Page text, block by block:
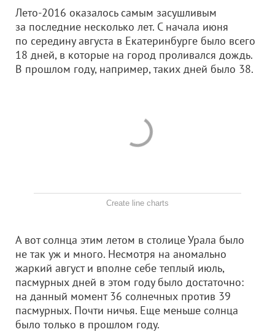
Лето-2016 оказалось самым засушливым
за последние несколько лет. С начала июня
по середину августа в Екатеринбурге было всего
18 дней, в которые на город проливался дождь.
В прошлом году, например, таких дней было 38.
Create line charts
А вот солнца этим летом в столице Урала было
не так уж и много. Несмотря на аномально
жаркий август и вполне себе теплый июль,
пасмурных дней в этом году было достаточно:
на данный момент 36 солнечных против 39
пасмурных. Почти ничья. Еще меньше солнца
было только в прошлом году.